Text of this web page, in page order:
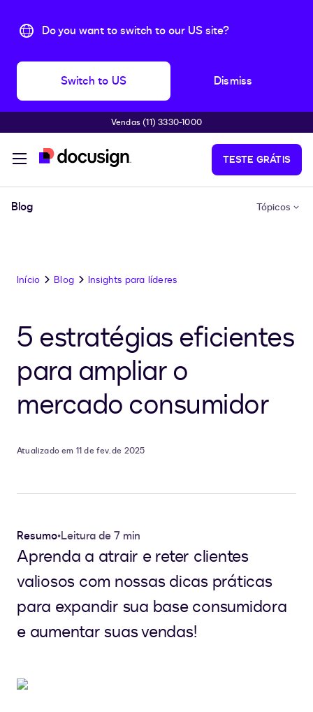
Do you want to switch to our US site?
Switch to US Dismiss
Pular para o conteúdo principal
Vendas (11) 3330-1000
TESTE GRÁTIS
Blog Tópicos
Início Blog Insights para líderes
5 estratégias eficientes
para ampliar o
mercado consumidor
Atualizado em 11 de fev. de 2025
Resumo•Leitura de 7 min
Aprenda a atrair e reter clientes
valiosos com nossas dicas práticas
para expandir sua base consumidora
e aumentar suas vendas!